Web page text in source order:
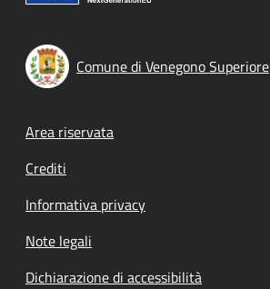
Comune di Venegono Superiore
Footer menu
Area riservata
Crediti
Informativa privacy
Note legali
Dichiarazione di accessibilità